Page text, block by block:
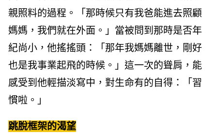
親照料的過程。「那時候只有我爸能進去照顧
媽媽，我們就在外面。」當被問到那時是否年
紀尚小，他搖搖頭：「那年我媽媽離世，剛好
也是我事業起飛的時候。」這一次的聳肩，能
感受到他輕描淡寫中，對生命有的自得：「習
慣啦。」
跳脫框架的渴望